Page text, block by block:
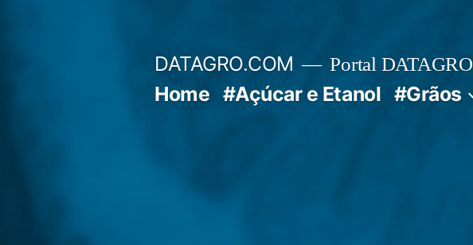
DATAGRO.COM Portal DATAGRO
Home #Açúcar e Etanol #Grãos